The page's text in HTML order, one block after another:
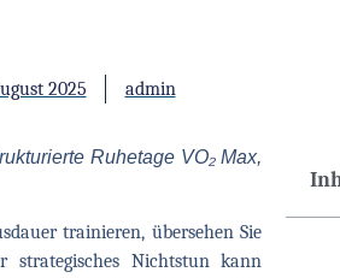
2025 admin
Ruhetage VO₂ Max,
trainieren, übersehen Sie
Nichtstun kann